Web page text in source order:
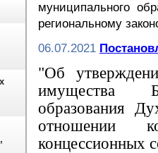
муниципального
региональному
06.07.2021
"Об
имущества
образования
отношении
концессионных